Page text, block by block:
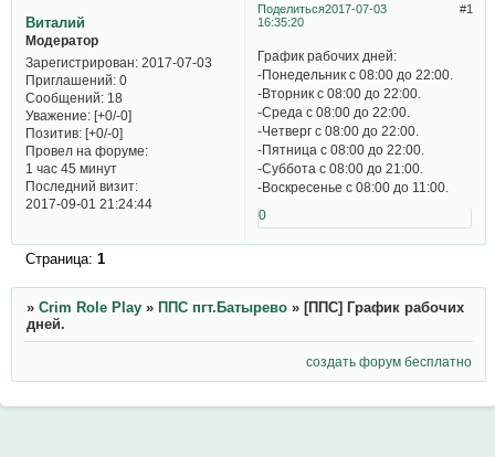
Поделиться 1
2017-07-03
16:35:20
Виталий
Модератор
Зарегистрирован: 2017-07-03
Приглашений:0
Сообщений:18
Уважение: [+0/-0]
Позитив: [+0/-0]
Провел на форуме:
1 час 45 минут
Последний визит:
2017-09-01 21:24:44
График рабочих дней:
-Понедельник с 08:00 до 22:00.
-Вторник с 08:00 до 22:00.
-Среда с 08:00 до 22:00.
-Четверг с 08:00 до 22:00.
-Пятница с 08:00 до 22:00.
-Суббота с 08:00 до 21:00.
-Воскресенье с 08:00 до 11:00.​
0
Страница: 1
» Crim Role Play » ППС пгт.Батырево » [ППС] График рабочих
дней.
создать форум бесплатно